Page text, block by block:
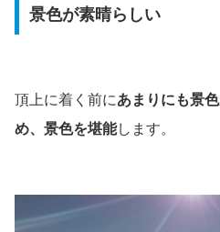
景色が素晴らしい
頂上に着く前にあまりにも景
め、景色を堪能します。